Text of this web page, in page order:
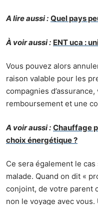
A lire aussi : Quel pays
À voir aussi : ENT uca :
Vous pouvez alors
raison valable pour les
compagnies
remboursement et une
A voir aussi : Chauffage
choix énergétique ?
Ce sera également le
malade. Quand on dit «
conjoint, de votre parent
non le voyage avec